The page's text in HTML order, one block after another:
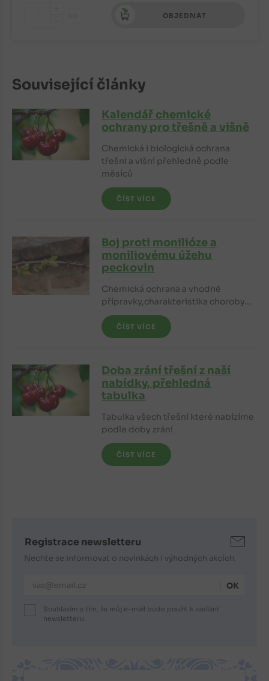
OBJEDNAT
Související články
Kalendář chemické
ochrany pro třešně a višně
Chemická i biologická ochrana
třešní a višní přehledně podle
měsíců
ČÍST VÍCE
Boj proti monilióze a
moniliovému úžehu
peckovin
Chemická ochrana a vhodné
přípravky,charakteristika choroby...
ČÍST VÍCE
Doba zrání třešní z naší
nabídky, přehledná
tabulka
Tabulka všech třešní které nabízíme
podle doby zrání
ČÍST VÍCE
Registrace newsletteru
Nechte se informovat o novinkách i výhodných akcích.
E-mailová adresa
Souhlasím s tím, že můj e-mail bude použit k zasílání
newsletteru.